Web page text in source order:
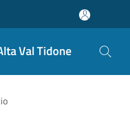
Val Tidone